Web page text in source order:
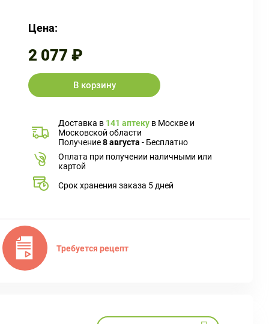
Цена:
2 077 ₽
В корзину
Доставка в 141 аптеку в Москве и
Московской области
Получение8 августа - Бесплатно
Оплата при получении наличными или
картой
Срок хранения заказа 5 дней
Требуется рецепт